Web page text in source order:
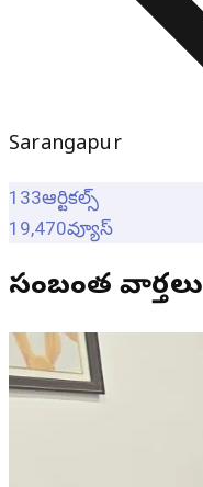
Sarangapur
133ఆర్టికల్స్
19,470వ్యూస్
సంబంధిత వార్తలు